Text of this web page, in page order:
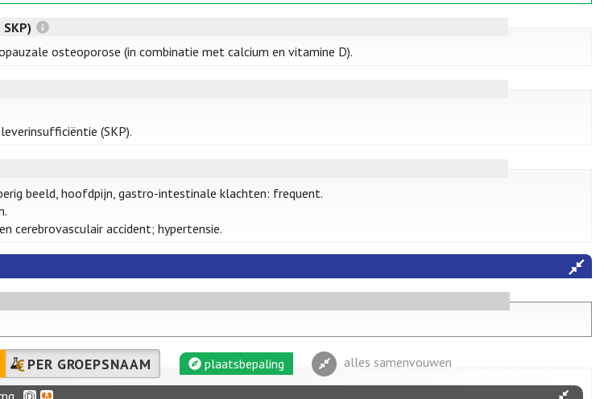
osteoporose (in combinatie met calcium en vitamine D).
(SKP).
beeld, hoofdpijn, gastro-intestinale klachten: frequent.
cerebrovasculair accident; hypertensie.
PER GROEPSNAAM plaatsbepaling alles samenvouwen